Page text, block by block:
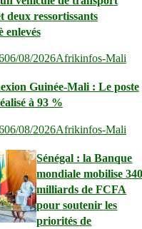
deux ressortissants
enlevés
06/08/2026Afrikinfos-Mali
Guinée-Mali : Le poste
à 93 %
06/08/2026Afrikinfos-Mali
Sénégal : la Banque
mondiale mobilise
milliards de FCFA
pour soutenir les
priorités de